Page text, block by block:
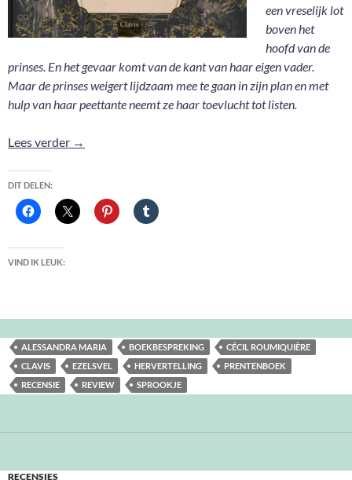
een vreselijk lot
boven het
hoofd van de
prinses. En het gevaar komt van de kant van haar eigen vader.
Maar de prinses weigert lijdzaam mee te gaan in zijn plan en met
hulp van haar peettante neemt ze haar toevlucht tot listen.
Lees verder Ezelsvel – Cécil Roumiquière en Alessandra Maria
→
DIT DELEN:
VIND IK LEUK:
ALESSANDRA MARIA BOEKBESPREKING
CÉCIL ROUMIQUIÈRE
CLAVIS
EZELSVEL HERVERTELLING
PRENTENBOEK
RECENSIE
REVIEW SPROOKJE
RECENSIES